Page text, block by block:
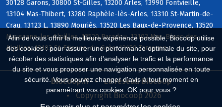
Afin de vous offrir la meilleure expérience possible, Biocoop utilise
des cookies : pour assurer une performance optimale du site, pour
récolter des statistiques afin d'analyser le trafic et la performance
du site et vous proposer une navigation personnalisée en toute
sécurité. Vous pouvez changer d'avis à tout moment en
paramétrant vos cookies. OK pour vous ?
30128 Garons, 30800 St-Gilles, 13200 Arles, 13990 Fontvieille,
13104 Mas-Thibert, 13280 Raphèle-lès-Arles, 13310 St-Martin-de-
Crau, 13123 L, 13890 Mouriès, 13520 Les Baux-de-Provence, 13520
Maussane-les-Alpilles, 13520 Paradou, 13103 Mas-Blanc-des-
Alpilles, 13103 St-Etienne-du-Grès, 13150 Tarascon
Biocoop.fr
Le réseau Biocoop
Copyright Biocoop 2026